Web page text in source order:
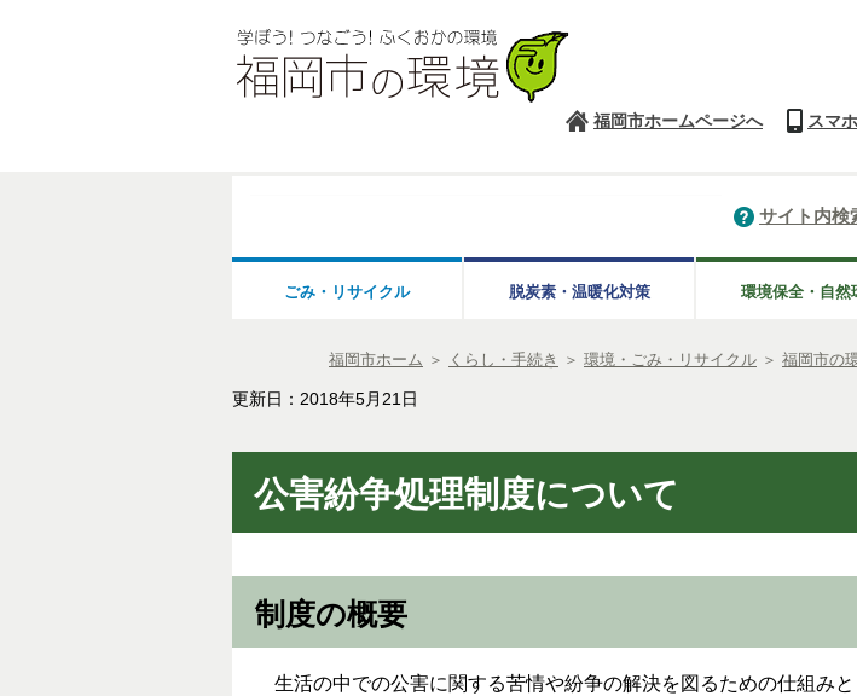
福岡市ホームページへ スマ
サイト内検
ごみ・リサイクル 脱炭素・温暖化対策 環境保全・自然
福岡市ホーム ＞ くらし・手続き ＞ 環境・ごみ・リサイクル ＞ 福岡市の
更新日：2018年5月21日
公害紛争処理制度について
制度の概要
生活の中での公害に関する苦情や紛争の解決を図るための仕組みと